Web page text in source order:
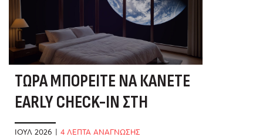
ΤΏΡΑ ΜΠΟΡΕΊΤΕ ΝΑ ΚΆΝΕΤΕ
EARLY CHECK-IN ΣΤΗ
ΣΕΛΉΝΗ
ΙΟΎΛ 2026 | 4 ΛΕΠΤΑ ΑΝΑΓΝΩΣΗΣ